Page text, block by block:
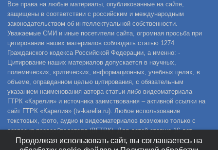
Все права на любые материалы, опубликованные на сайте,
защищены в соответствии с российским и международным
законодательством об интеллектуальной собственности.
Уважаемые СМИ и иные посетители сайта, огромная просьба при
цитировании наших материалов соблюдать статью 1274
Гражданского кодекса Российской Федерации, а именно: -
Цитирование наших материалов допускается в научных,
полемических, критических, информационных, учебных целях, в
объеме, оправданном целью цитирования, с обязательным
указанием наименования автора статьи либо видеоматериала -
ГТРК «Карелия» и источника заимствования – активной ссылки на
сайт ГТРК «Карелия» (tv-karelia.ru). Любое использование
текстовых, фото, аудио и видеоматериалов возможно только с
согласия правообладателя (ВГТРК). Для детей старше 16 лет.
Продолжая использовать сайт, вы соглашаетесь на